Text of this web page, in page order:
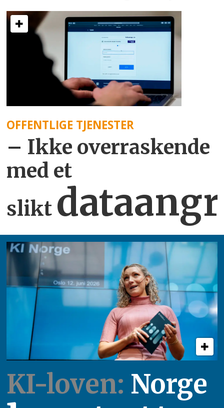
OFFENTLIGE TJENESTER
– Ikke overraskende
med et
slikt
KI-loven: Norge